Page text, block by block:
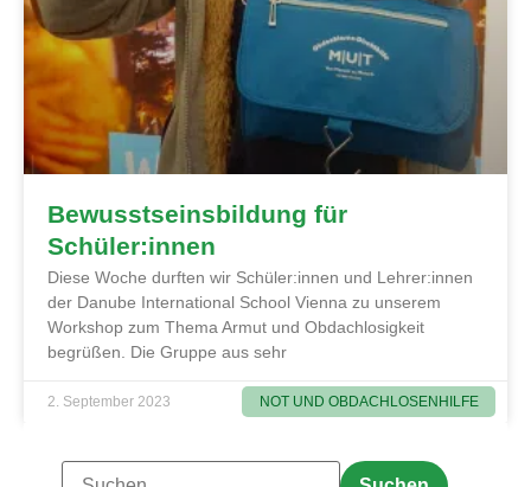
NOT UND OBDACHLOSENHILFE
Bewusstseinsbildung für
Schüler:innen
Diese Woche durften wir Schüler:innen und Lehrer:innen
der Danube International School Vienna zu unserem
Workshop zum Thema Armut und Obdachlosigkeit
begrüßen. Die Gruppe aus sehr
2. September 2023